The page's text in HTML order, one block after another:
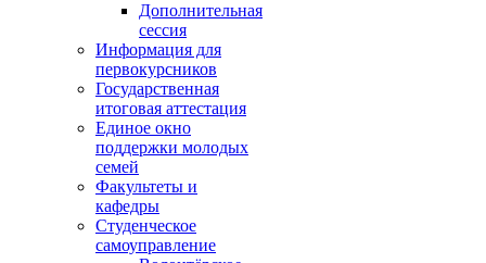
Дополнительная
сессия
Информация для
первокурсников
Государственная
итоговая аттестация
Единое окно
поддержки молодых
семей
Факультеты и
кафедры
Студенческое
самоуправление